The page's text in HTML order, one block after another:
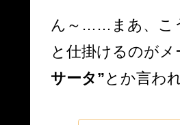
ん～……まあ、こ
と仕掛けるのが
サータ”とか言わ